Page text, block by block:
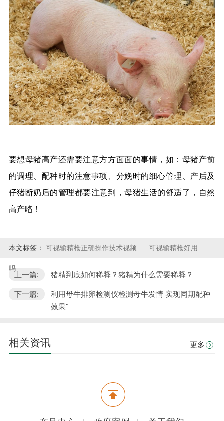
要想母猪高产还需要注意方方面面的事情，如：母猪产前
的调理、配种时的注意事项、分娩时的细心管理、产后及
仔猪断奶后的管理都要注意到，母猪生活的舒适了，自然
高产咯！
本文标签： 可视输精枪正确操作技术视频 可视输精枪好用
吗
上一篇: 猪精到底如何稀释？猪精为什么需要稀释？
下一篇:
利用母牛排卵检测仪检测母牛发情 实现同期配种
效果"
相关资讯 更多